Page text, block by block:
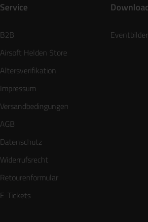
Service
B2B
Airsoft Helden Store
Altersverifikation
Impressum
Versandbedingungen
AGB
Datenschutz
Widerrufsrecht
Retourenformular
E-Tickets
Eventbilder